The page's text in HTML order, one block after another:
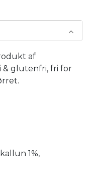
af
glutenfri, fri for
1%,